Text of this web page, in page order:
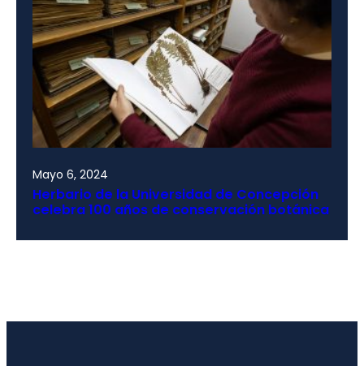
Mayo 6, 2024
Herbario de la Universidad de Concepción
celebra 100 años de conservación botánica